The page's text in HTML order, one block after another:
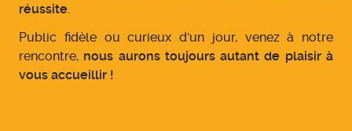
réussite
Public fidèle ou curieux d'un jour, venez à notre
rencontre, nous aurons toujours autant de plaisir à
vous accueillir !